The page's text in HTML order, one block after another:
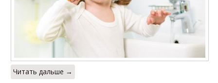
Читать дальше →